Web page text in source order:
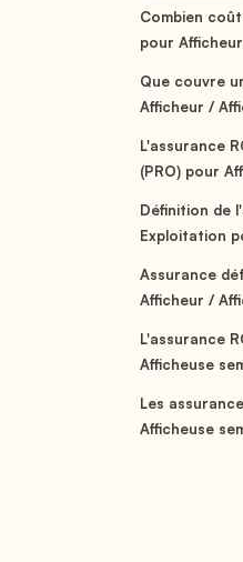
Combien
pour
Que couvre
Afficheur /
L'assurance
(PRO) pour
Définition de
Exploitation
Assurance
Afficheur /
L'assurance
Afficheuse
Les
Afficheuse